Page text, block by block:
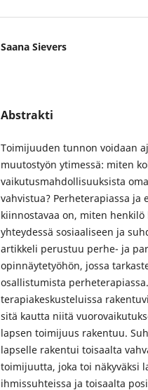
Saana Sievers
Abstrakti
Toimijuuden tunnon voidaan
muutostyön ytimessä: miten
vaikutusmahdollisuuksista
vahvistua? Perheterapiassa ja
kiinnostavaa on, miten
yhteydessä sosiaaliseen ja
artikkeli perustuu perhe- ja
opinnäytetyöhön, jossa
osallistumista
terapiakeskusteluissa
sitä kautta niitä
lapsen toimijuus rakentuu.
lapselle rakentui toisaalta
toimijuutta, joka toi näkyväksi
ihmissuhteissa ja toisaalta